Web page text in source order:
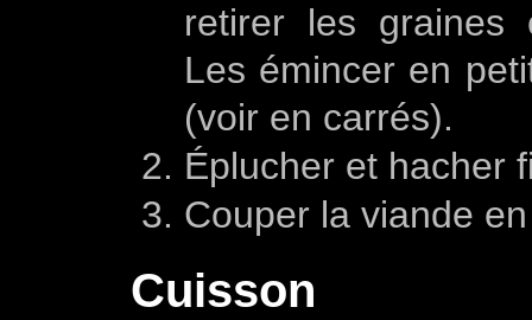
retirer les graines
Les émincer en
(voir en carrés).
Éplucher et hacher
Couper la viande
Cuisson